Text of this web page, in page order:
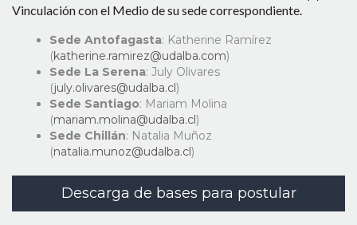
Vinculación con el Medio de su sede correspondiente.
Sede Antofagasta: Katherine Ramírez
(katherine.ramirez@udalba.com)
Sede La Serena: July Olivares
(july.olivares@udalba.cl)
Sede Santiago: Mariam Molina
(mariam.molina@udalba.cl)
Sede Chillán: Natalia Muñoz
(natalia.munoz@udalba.cl)
Descarga de bases para postular